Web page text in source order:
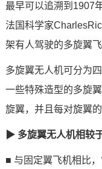
淘宝商城
新闻中心
技术论坛
最早可以追溯到1907
法国科学家
架有人驾驶的多旋翼飞
多旋翼无人机可分为
一些特殊造型的多旋
旋翼，并且每对旋翼
▶ 多旋翼无人机相较
■ 与固定翼飞机相比